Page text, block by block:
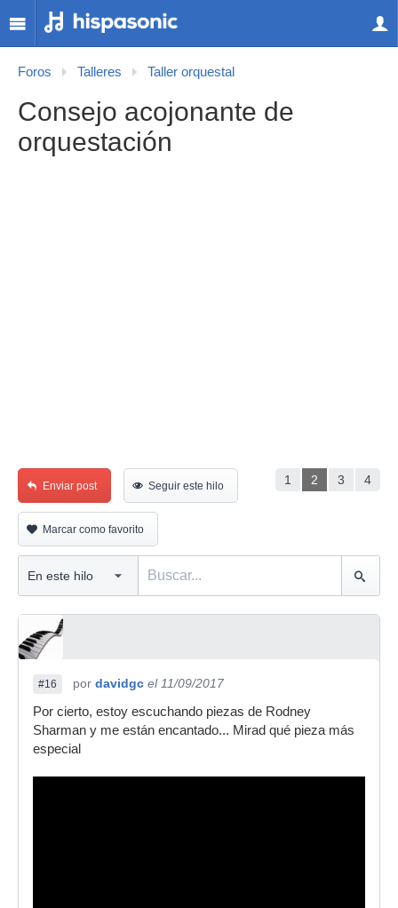
Foros Talleres Taller orquestal
Consejo acojonante de
orquestación
1 2 3 4
Enviar post Seguir este hilo
Marcar como favorito
#16 por davidgc el 11/09/2017
Por cierto, estoy escuchando piezas de Rodney
Sharman y me están encantado... Mirad qué pieza más
especial